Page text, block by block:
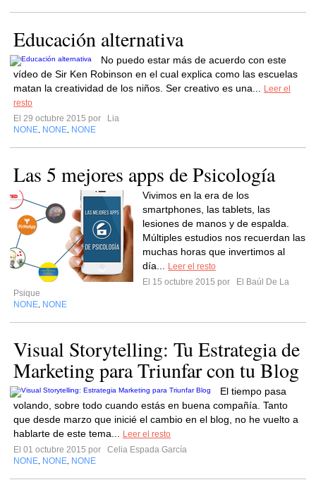
Educación alternativa
No puedo estar más de acuerdo con este
vídeo de Sir Ken Robinson en el cual explica como las escuelas
matan la creatividad de los niños. Ser creativo es una...
Leer el
resto
El 29 octubre 2015 por
Lia
NONE NONE NONE
Las 5 mejores apps de Psicología
Vivimos en la era de los
smartphones, las tablets, las
lesiones de manos y de espalda.
Múltiples estudios nos recuerdan las
muchas horas que invertimos al
día...
Leer el resto
El 15 octubre 2015 por
El Baúl De La
Psique
NONE NONE
Visual Storytelling: Tu Estrategia de
Marketing para Triunfar con tu Blog
El tiempo pasa
volando, sobre todo cuando estás en buena compañía. Tanto
que desde marzo que inicié el cambio en el blog, no he vuelto a
hablarte de este tema...
Leer el resto
El 01 octubre 2015 por
Celia Espada García
NONE NONE NONE